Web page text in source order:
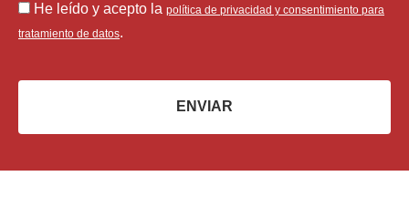
He leído y acepto la política de privacidad y consentimiento para
tratamiento de datos.
ENVIAR